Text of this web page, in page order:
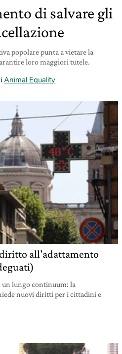
di salvare gli
popolare punta a vietare la
loro maggiori tutele.
Animal Equality
all’adattamento
un lungo continuum: la
nuovi diritti per i cittadini e